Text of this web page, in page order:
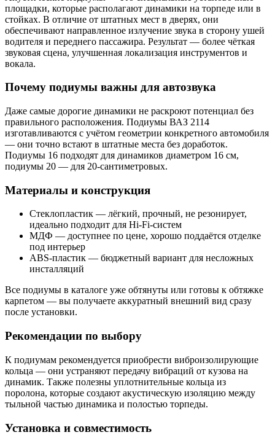
площадки, которые располагают динамики на торпеде или в
стойках. В отличие от штатных мест в дверях, они
обеспечивают направленное излучение звука в сторону ушей
водителя и переднего пассажира. Результат — более чёткая
звуковая сцена, улучшенная локализация инструментов и
вокала.
Почему подиумы важны для автозвука
Даже самые дорогие динамики не раскроют потенциал без
правильного расположения. Подиумы ВАЗ 2114
изготавливаются с учётом геометрии конкретного автомобиля
— они точно встают в штатные места без доработок.
Подиумы 16 подходят для динамиков диаметром 16 см,
подиумы 20 — для 20-сантиметровых.
Материалы и конструкция
Стеклопластик — лёгкий, прочный, не резонирует,
идеально подходит для Hi-Fi-систем
МДФ — доступнее по цене, хорошо поддаётся отделке
под интерьер
ABS-пластик — бюджетный вариант для несложных
инсталляций
Все подиумы в каталоге уже обтянуты или готовы к обтяжке
карпетом — вы получаете аккуратный внешний вид сразу
после установки.
Рекомендации по выбору
К подиумам рекомендуется приобрести виброизолирующие
кольца — они устраняют передачу вибраций от кузова на
динамик. Также полезны уплотнительные кольца из
поролона, которые создают акустическую изоляцию между
тыльной частью динамика и полостью торпеды.
Установка и совместимость